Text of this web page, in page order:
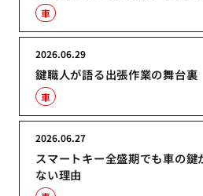
車
鍵職人が語る出張作業の舞台裏
2026.06.29
車
スマートキー全盛期でも車の
ない理由
2026.06.27